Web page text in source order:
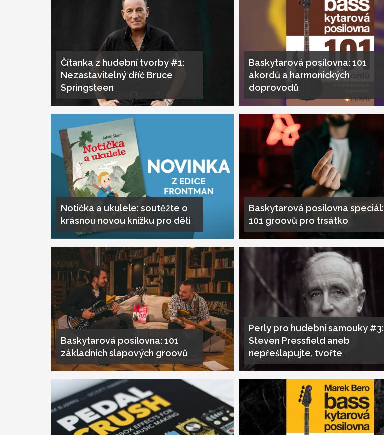
Čítanka z hudební tvorby #1:
Nezastavitelný dříč Bruce
Springsteen
Baskytarová posilovna: 101
akordů a harmonických
doprovodů
Notička a ukulele: soutěžte o
krásnou novou knížku pro děti
Baskytarová posilovna speciál:
101 groovů pro trsátko
Baskytarová posilovna: 101
základních slapových groovů
Perly pro hudební samouky #3:
Steven Pressfield aneb
nepřešlapujte, tvořte